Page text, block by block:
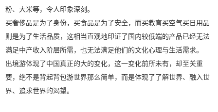
粉、大米等，令人印象深刻。
买奢侈品是为了身份，买食品是为了安全，而买教育买空气买日用品
则是为了生活品质，这相当直观地印证了国内较低端的产品已经无法
满足中产收入阶层所需，也无法满足他们的文化心理与生活需求。
出境游体现了中国真正的大的变化，这一变化前所未有，却至关重
要，绝不是背起背包游世界那么简单，而是体现了了解世界、融入世
界、追求世界的渴望。